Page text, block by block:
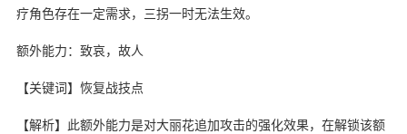
疗角色存在一定需求，三拐一时无法生效。
额外能力：致哀，故人
【关键词】恢复战技点
【解析】此额外能力是对大丽花追加攻击的强化效果，在解锁该额